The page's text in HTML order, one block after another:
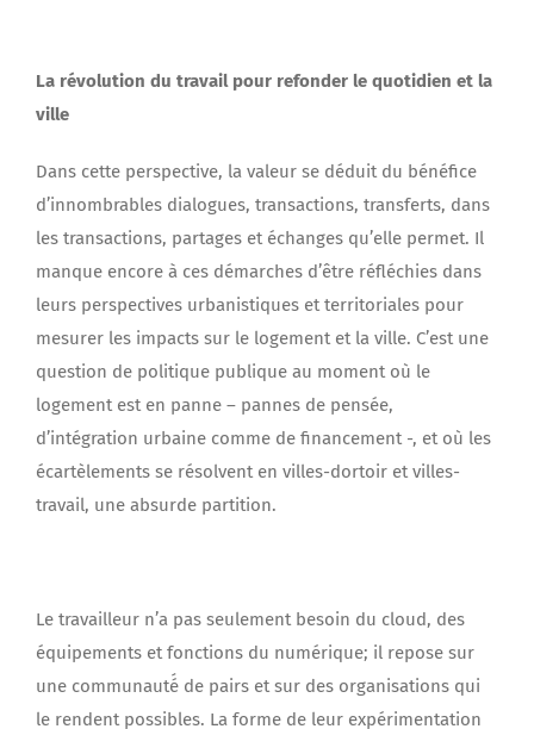
La révolution du travail pour refonder le quotidien et la
ville
Dans cette perspective, la valeur se déduit du bénéfice
d’innombrables dialogues, transactions, transferts, dans
les transactions, partages et échanges qu’elle permet. Il
manque encore à ces démarches d’être réfléchies dans
leurs perspectives urbanistiques et territoriales pour
mesurer les impacts sur le logement et la ville. C’est une
question de politique publique au moment où le
logement est en panne – pannes de pensée,
d’intégration urbaine comme de financement -, et où les
écartèlements se résolvent en villes-dortoir et villes-
travail, une absurde partition.
Le travailleur n’a pas seulement besoin du cloud, des
équipements et fonctions du numérique; il repose sur
une communauté́ de pairs et sur des organisations qui
le rendent possibles. La forme de leur expérimentation